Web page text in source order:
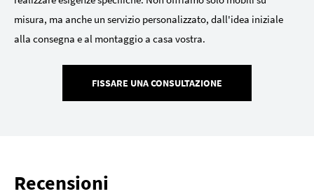
misura, ma anche un servizio personalizzato, dall'idea iniziale
alla consegna e al montaggio a casa vostra.
FISSARE UNA CONSULTAZIONE
Recensioni